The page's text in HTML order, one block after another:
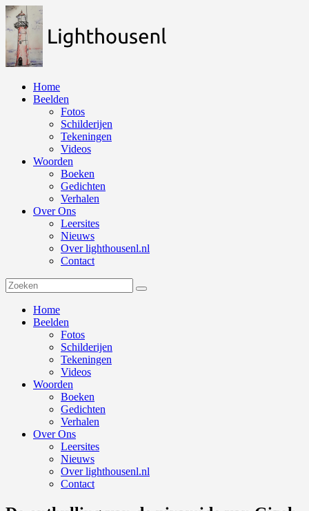
Naar
de
inhoud
springen
Home
Beelden
Fotos
Schilderijen
Tekeningen
Videos
Woorden
Boeken
Gedichten
Verhalen
Over Ons
Leersites
Nieuws
Over lighthousenl.nl
Contact
Home
Beelden
Fotos
Schilderijen
Tekeningen
Videos
Woorden
Boeken
Gedichten
Verhalen
Over Ons
Leersites
Nieuws
Over lighthousenl.nl
Contact